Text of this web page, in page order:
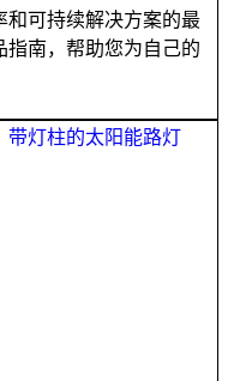
和可持续解决方案的最
南，帮助您为自己的